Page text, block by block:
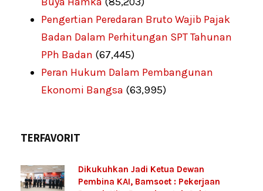
Pengertian Peredaran Bruto Wajib Pajak
Badan Dalam Perhitungan SPT Tahunan
PPh Badan (67,445)
Peran Hukum Dalam Pembangunan
Ekonomi Bangsa (63,995)
TERFAVORIT
Dikukuhkan Jadi Ketua Dewan
Pembina KAI, Bamsoet : Pekerjaan